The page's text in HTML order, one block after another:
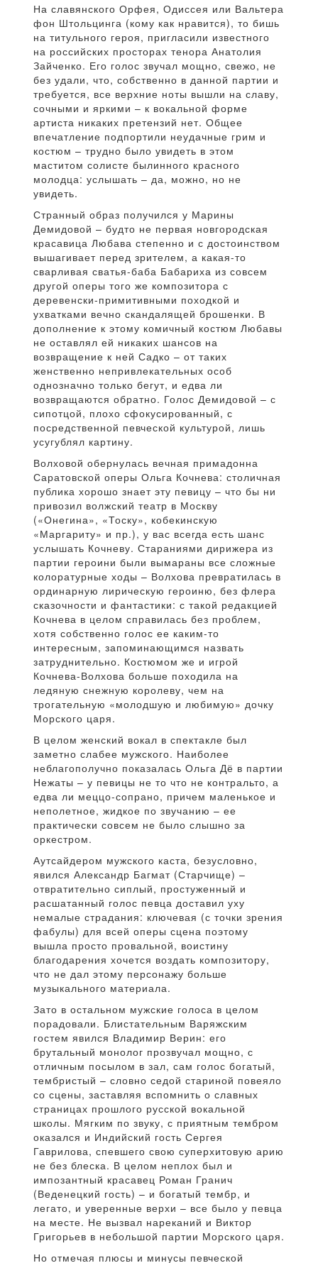
На славянского Орфея, Одиссея или Вальтера
фон Штольцинга (кому как нравится), то бишь
на титульного героя, пригласили известного
на российских просторах тенора Анатолия
Зайченко. Его голос звучал мощно, свежо, не
без удали, что, собственно в данной партии и
требуется, все верхние ноты вышли на славу,
сочными и яркими – к вокальной форме
артиста никаких претензий нет. Общее
впечатление подпортили неудачные грим и
костюм – трудно было увидеть в этом
маститом солисте былинного красного
молодца: услышать – да, можно, но не
увидеть.
Странный образ получился у Марины
Демидовой – будто не первая новгородская
красавица Любава степенно и с достоинством
вышагивает перед зрителем, а какая-то
сварливая сватья-баба Бабариха из совсем
другой оперы того же композитора с
деревенски-примитивными походкой и
ухватками вечно скандалящей брошенки. В
дополнение к этому комичный костюм Любавы
не оставлял ей никаких шансов на
возвращение к ней Садко – от таких
женственно непривлекательных особ
однозначно только бегут, и едва ли
возвращаются обратно. Голос Демидовой – с
сипотцой, плохо сфокусированный, с
посредственной певческой культурой, лишь
усугублял картину.
Волховой обернулась вечная примадонна
Саратовской оперы Ольга Кочнева: столичная
публика хорошо знает эту певицу – что бы ни
привозил волжский театр в Москву
(«Онегина», «Тоску», кобекинскую
«Маргариту» и пр.), у вас всегда есть шанс
услышать Кочневу. Стараниями дирижера из
партии героини были вымараны все сложные
колоратурные ходы – Волхова превратилась в
ординарную лирическую героиню, без флера
сказочности и фантастики: с такой редакцией
Кочнева в целом справилась без проблем,
хотя собственно голос ее каким-то
интересным, запоминающимся назвать
затруднительно. Костюмом же и игрой
Кочнева-Волхова больше походила на
ледяную снежную королеву, чем на
трогательную «молодшую и любимую» дочку
Морского царя.
В целом женский вокал в спектакле был
заметно слабее мужского. Наиболее
неблагополучно показалась Ольга Дё в партии
Нежаты – у певицы не то что не контральто, а
едва ли меццо-сопрано, причем маленькое и
неполетное, жидкое по звучанию – ее
практически совсем не было слышно за
оркестром.
Аутсайдером мужского каста, безусловно,
явился Александр Багмат (Старчище) –
отвратительно сиплый, простуженный и
расшатанный голос певца доставил уху
немалые страдания: ключевая (с точки зрения
фабулы) для всей оперы сцена поэтому
вышла просто провальной, воистину
благодарения хочется воздать композитору,
что не дал этому персонажу больше
музыкального материала.
Зато в остальном мужские голоса в целом
порадовали. Блистательным Варяжским
гостем явился Владимир Верин: его
брутальный монолог прозвучал мощно, с
отличным посылом в зал, сам голос богатый,
тембристый – словно седой стариной повеяло
со сцены, заставляя вспомнить о славных
страницах прошлого русской вокальной
школы. Мягким по звуку, с приятным тембром
оказался и Индийский гость Сергея
Гаврилова, спевшего свою суперхитовую арию
не без блеска. В целом неплох был и
импозантный красавец Роман Гранич
(Веденецкий гость) – и богатый тембр, и
легато, и уверенные верхи – все было у певца
на месте. Не вызвал нареканий и Виктор
Григорьев в небольшой партии Морского царя.
Но отмечая плюсы и минусы певческой